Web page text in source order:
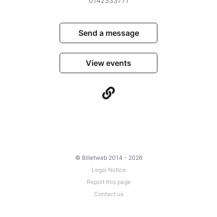
Send a message
View events
© Billetweb 2014 - 2026
Legal Notice
Report this page
Contact us